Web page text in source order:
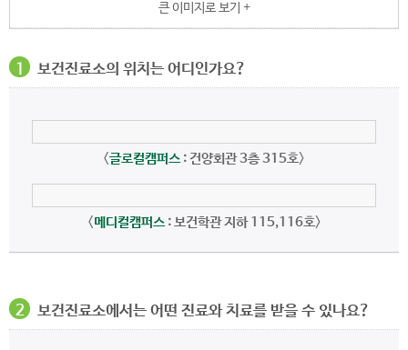
큰 이미지로 보기 +
1 보건진료소의 위치는 어디인가요?
<글로컬캠퍼스: 건양회관 3층 315호>
<메디컬캠퍼스: 보건학관 지하 115,116호>
2 보건진료소에서는 어떤 진료와 치료를 받을 수 있나요?